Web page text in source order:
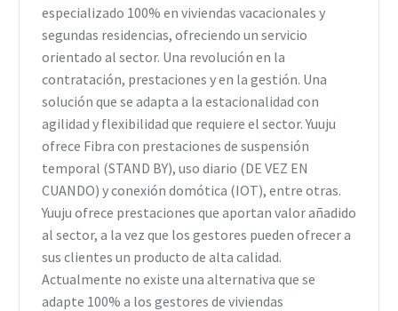
especializado 100% en viviendas vacacionales y
segundas residencias, ofreciendo un servicio
orientado al sector. Una revolución en la
contratación, prestaciones y en la gestión. Una
solución que se adapta a la estacionalidad con
agilidad y flexibilidad que requiere el sector. Yuuju
ofrece Fibra con prestaciones de suspensión
temporal (STAND BY), uso diario (DE VEZ EN
CUANDO) y conexión domótica (IOT), entre otras.
Yuuju ofrece prestaciones que aportan valor añadido
al sector, a la vez que los gestores pueden ofrecer a
sus clientes un producto de alta calidad.
Actualmente no existe una alternativa que se
adapte 100% a los gestores de viviendas